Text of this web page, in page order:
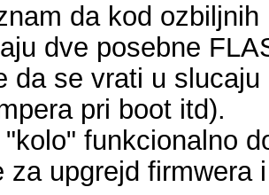
da kod
dve posebne
da se vrati u
pri boot itd).
funkcionalno
za upgrejd